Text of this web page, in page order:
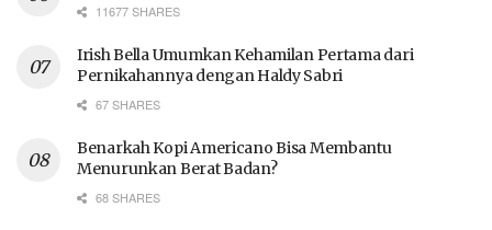
11677 SHARES
Irish Bella Umumkan Kehamilan Pertama dari
Pernikahannya dengan Haldy Sabri
67 SHARES
Benarkah Kopi Americano Bisa Membantu
Menurunkan Berat Badan?
68 SHARES